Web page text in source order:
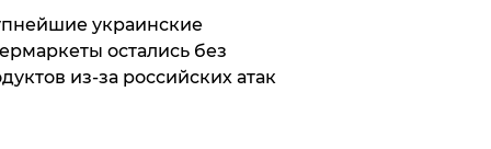
украинские
остались без
из-за российских атак